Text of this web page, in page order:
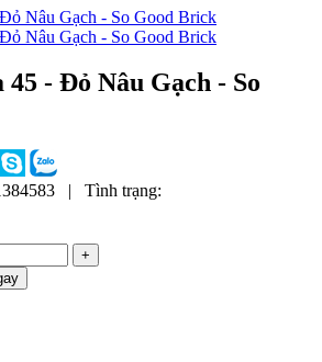
45 - Đỏ Nâu Gạch - So
| Tình trạng:
+